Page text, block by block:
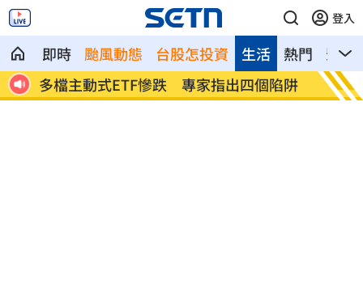
登入
即時 颱風動態 台股怎投資 熱門 影音
生活
心
多檔主動式ETF慘跌 專家指出四個陷阱
長這
了